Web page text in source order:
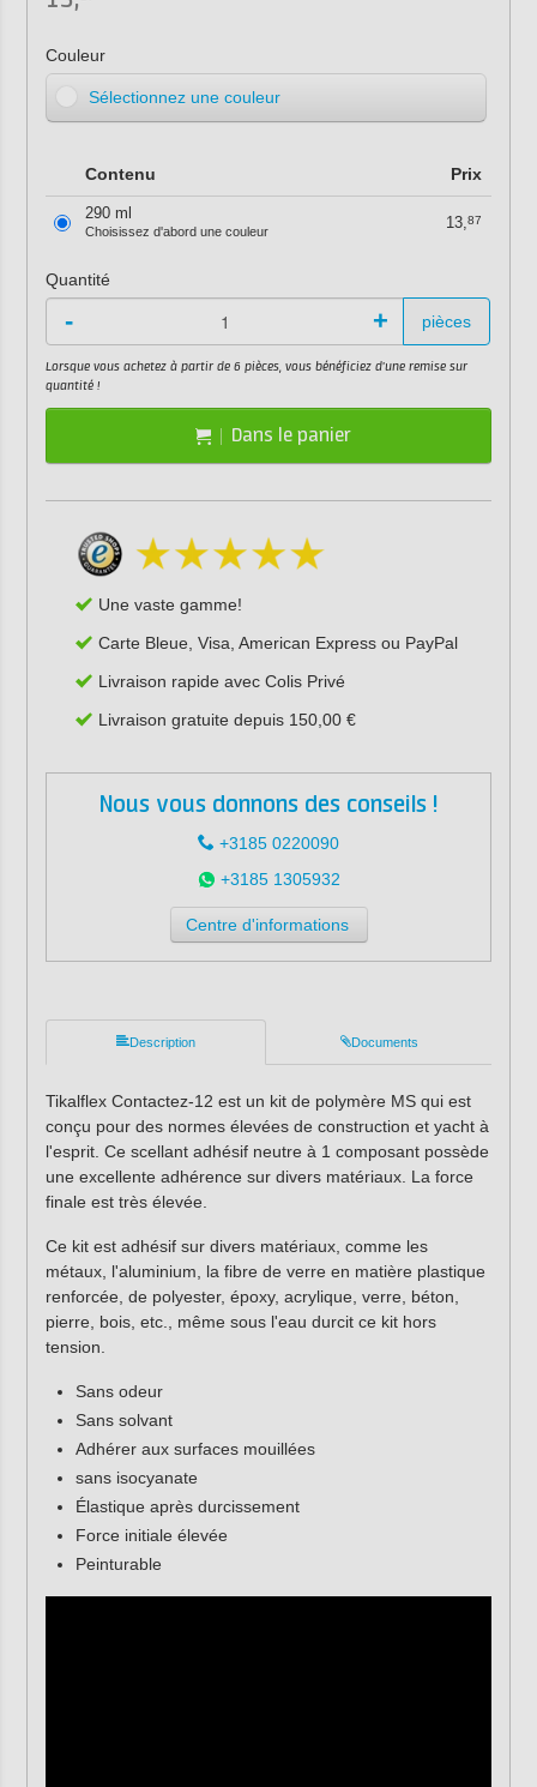
Couleur
Sélectionnez une couleur
Contenu Prix
290 ml
Choisissez d'abord une couleur 13,87
Quantité
- + pièces
Lorsque vous achetez à partir de 6 pièces, vous bénéficiez d'une remise sur
quantité !
Dans le panier
Une vaste gamme!
Carte Bleue, Visa, American Express ou PayPal
Livraison rapide avec Colis Privé
Livraison gratuite depuis 150,00 €
Nous vous donnons des conseils !
+3185 0220090
+3185 1305932
Centre d'informations
Description Documents
Tikalflex Contactez-12 est un kit de polymère MS qui est
conçu pour des normes élevées de construction et yacht à
l'esprit. Ce scellant adhésif neutre à 1 composant possède
une excellente adhérence sur divers matériaux. La force
finale est très élevée.
Ce kit est adhésif sur divers matériaux, comme les
métaux, l'aluminium, la fibre de verre en matière plastique
renforcée, de polyester, époxy, acrylique, verre, béton,
pierre, bois, etc., même sous l'eau durcit ce kit hors
tension.
Sans odeur
Sans solvant
Adhérer aux surfaces mouillées
sans isocyanate
Élastique après durcissement
Force initiale élevée
Peinturable